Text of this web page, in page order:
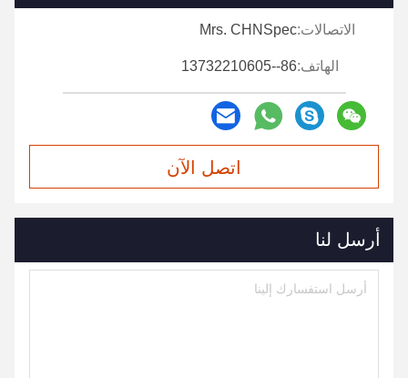
الاتصالات:Mrs. CHNSpec
الهاتف:86--13732210605
اتصل الآن
أرسل لنا